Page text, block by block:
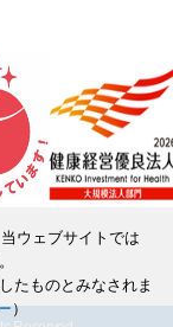
ウェブサイトでは
たものとみなされま
）